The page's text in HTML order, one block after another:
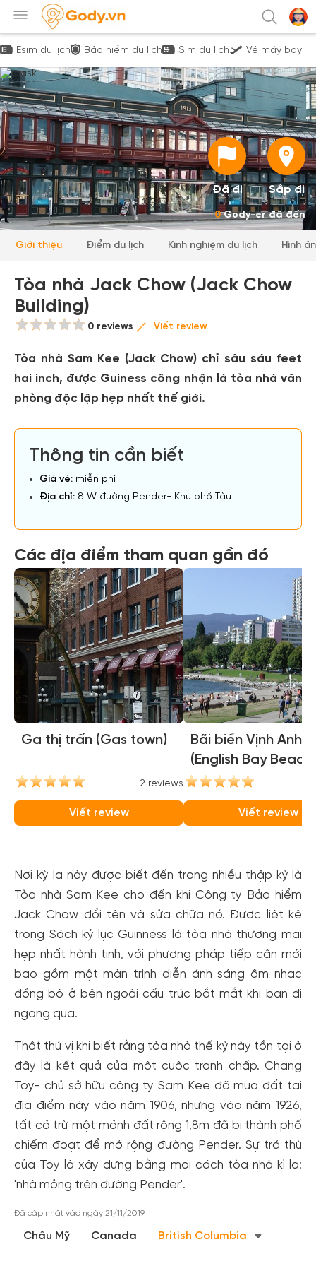
Esim du lịch Bảo hiểm du lịch Sim du lịch Vé máy bay
Đã đi Sắp đi
0Gody-er đã đến
Giới thiệu Điểm du lịch Kinh nghiệm du lịch Hình
Tòa nhà Jack Chow (Jack Chow
Building)
0 reviews Viết review
Tòa nhà Sam Kee (Jack Chow) chỉ sâu sáu feet
hai inch, được Guiness công nhận là tòa nhà văn
phòng độc lập hẹp nhất thế giới.
Thông tin cần biết
Giá vé: miễn phí
Địa chỉ: 8 W đường Pender- Khu phố Tàu
Các địa điểm tham quan gần đó
Ga thị trấn (Gas town)
2 reviews
Viết review
Bãi biển Vịnh Anh
(English Bay Beach)
Viết review
Nơi kỳ lạ này được biết đến trong nhiều thập kỷ là
Tòa nhà Sam Kee cho đến khi Công ty Bảo hiểm
Jack Chow đổi tên và sửa chữa nó. Được liệt kê
trong Sách kỷ lục Guinness là tòa nhà thương mại
hẹp nhất hành tinh, với phương pháp tiếp cận mới
bao gồm một màn trình diễn ánh sáng âm nhạc
đồng bộ ở bên ngoài cấu trúc bắt mắt khi bạn đi
ngang qua.
Thật thú vị khi biết rằng tòa nhà thế kỷ này tồn tại ở
đây là kết quả của một cuộc tranh chấp. Chang
Toy- chủ sở hữu công ty Sam Kee đã mua đất tại
địa điểm này vào năm 1906, nhưng vào năm 1926,
tất cả trừ một mảnh đất rộng 1,8m đã bị thành phố
chiếm đoạt để mở rộng đường Pender. Sự trả thù
của Toy là xây dựng bằng mọi cách tòa nhà kì lạ:
'nhà mỏng trên đường Pender'.
Đã cập nhật vào ngày 21/11/2019
Châu Mỹ Canada British Columbia
Tạo tài khoản nhanh - nhận nhiều ưu
đãi!
Tạo tài khoản để có thểnhận ngay các ưu đãi
cho cộng đồng.
Đăng ký